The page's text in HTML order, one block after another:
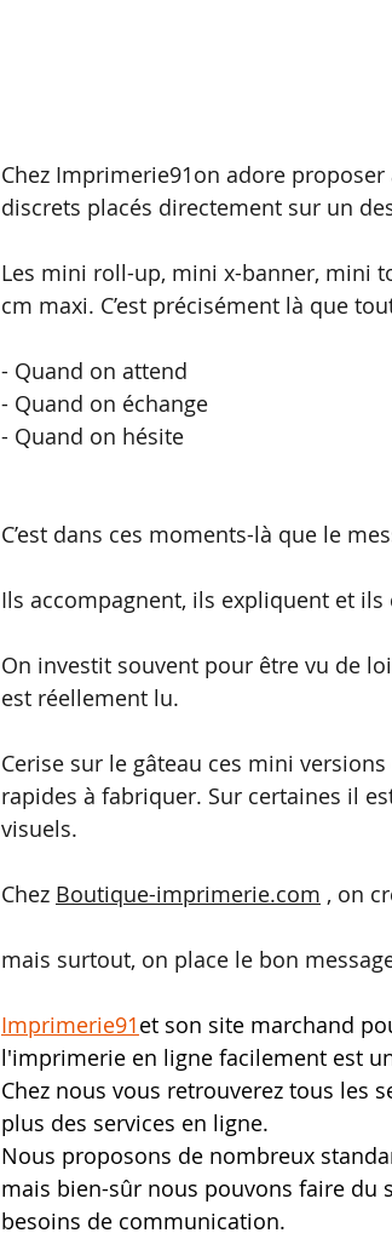
Chez Imprimerie91on adore
discrets placés directement sur un
Les mini roll-up, mini x-banner, mini
cm maxi. C’est précisément là que
- Quand on attend
- Quand on échange
- Quand on hésite
C’est dans ces moments-là que le
Ils accompagnent, ils expliquent et ils
On investit souvent pour être vu de
est réellement lu.
Cerise sur le gâteau ces mini
rapides à fabriquer. Sur certaines il
visuels.
Chez Boutique-imprimerie.com , on
mais surtout, on place le bon
Imprimerie91et son site marchand
l'imprimerie en ligne facilement est
Chez nous vous retrouverez tous les
plus des services en ligne.
Nous proposons de nombreux
mais bien-sûr nous pouvons faire du
besoins de communication.